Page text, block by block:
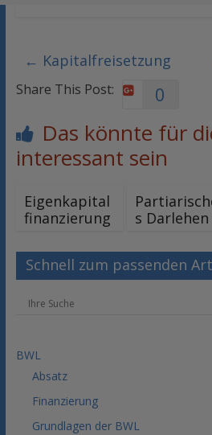
← Kapitalfreisetzung
Share This Post: 0
Das könnte für
interessant sein
Eigenkapital
finanzierung
s Darlehen
Schnell zum passenden
BWL
Absatz
Finanzierung
Grundlagen der BWL